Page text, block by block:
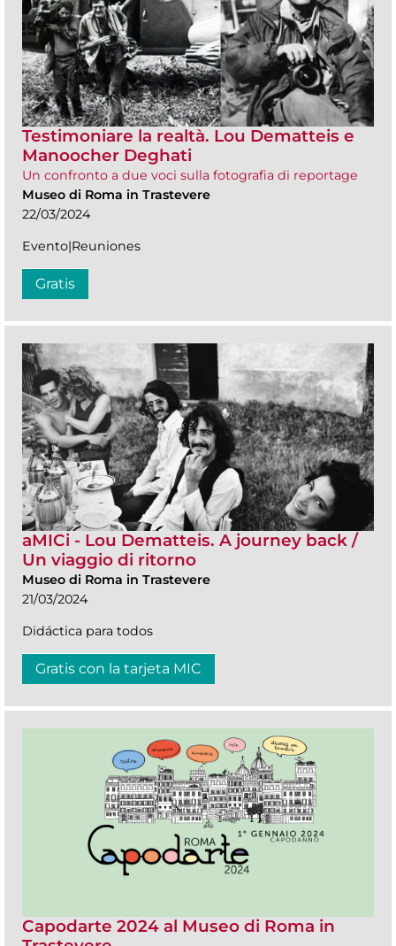
Testimoniare la realtà. Lou Dematteis e
Manoocher Deghati
Un confronto a due voci sulla fotografia di reportage
Museo di Roma in Trastevere
22/03/2024
Evento|Reuniones
Gratis
aMICi - Lou Dematteis. A journey back /
Un viaggio di ritorno
Museo di Roma in Trastevere
21/03/2024
Didáctica para todos
Gratis con la tarjeta MIC
Capodarte 2024 al Museo di Roma in